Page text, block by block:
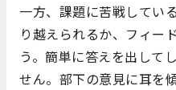
一方、課題に苦戦してい
り越えられるか、フィー
う。簡単に答えを出して
せん。部下の意見に耳を